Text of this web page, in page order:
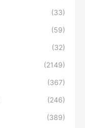
(33)
(59)
(32)
(2149)
(367)
(246)
(389)